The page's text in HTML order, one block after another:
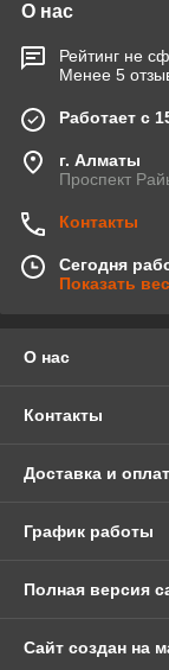
О нас
Рейтинг не
Менее 5
Работает с
г. Алматы
Проспект
Контакты
Сегодня
Показать
О нас
Контакты
Доставка и
График работы
Полная версия
Сайт создан на